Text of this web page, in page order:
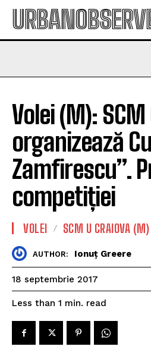
Volei (M):
organizează
Zamfirescu”.
competiției
VOLEI SCM U CRAIOVA (M)
AUTHOR: Ionuț Greere
18 septembrie 2017
Less than 1 min. read